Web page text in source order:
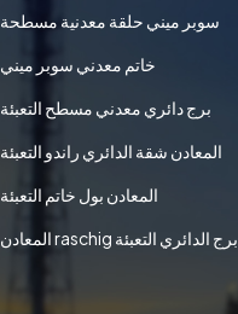
سوبر ميني حلقة معدنية مسطحة
خاتم معدني سوبر ميني
برج دائري معدني مسطح التعبئة
المعادن شقة الدائري راندو التعبئة
المعادن بول خاتم التعبئة
المعادن raschig برج الدائري التعبئة